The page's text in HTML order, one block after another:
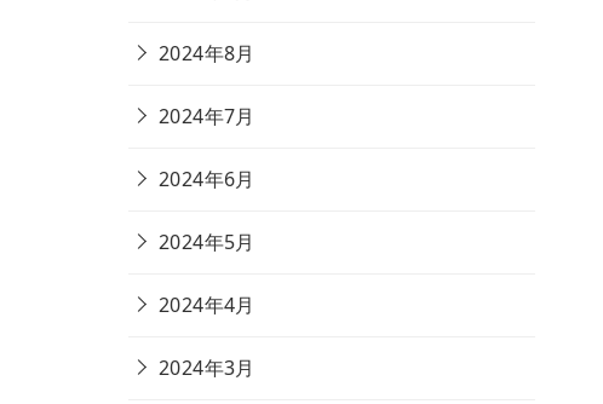
2024年8月
2024年7月
2024年6月
2024年5月
2024年4月
2024年3月